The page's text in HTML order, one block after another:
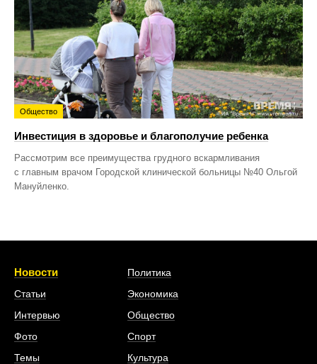
Общество
Инвестиция в здоровье и благополучие ребенка
Рассмотрим все преимущества грудного вскармливания
с главным врачом Городской клинической больницы №40 Ольгой
Мануйленко.
Новости
Статьи
Интервью
Фото
Темы
Политика
Экономика
Общество
Спорт
Культура